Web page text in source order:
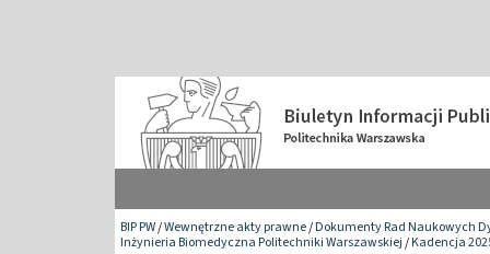
BIP PW/Wewnętrzne akty prawne/Dokumenty Rad Naukowych
Inżynieria Biomedyczna Politechniki Warszawskiej/Kadencja